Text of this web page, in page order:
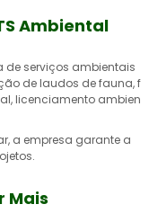
Ambiental
de serviços ambientais
de laudos de fauna, f
licenciamento ambien
a empresa garante a
Mais